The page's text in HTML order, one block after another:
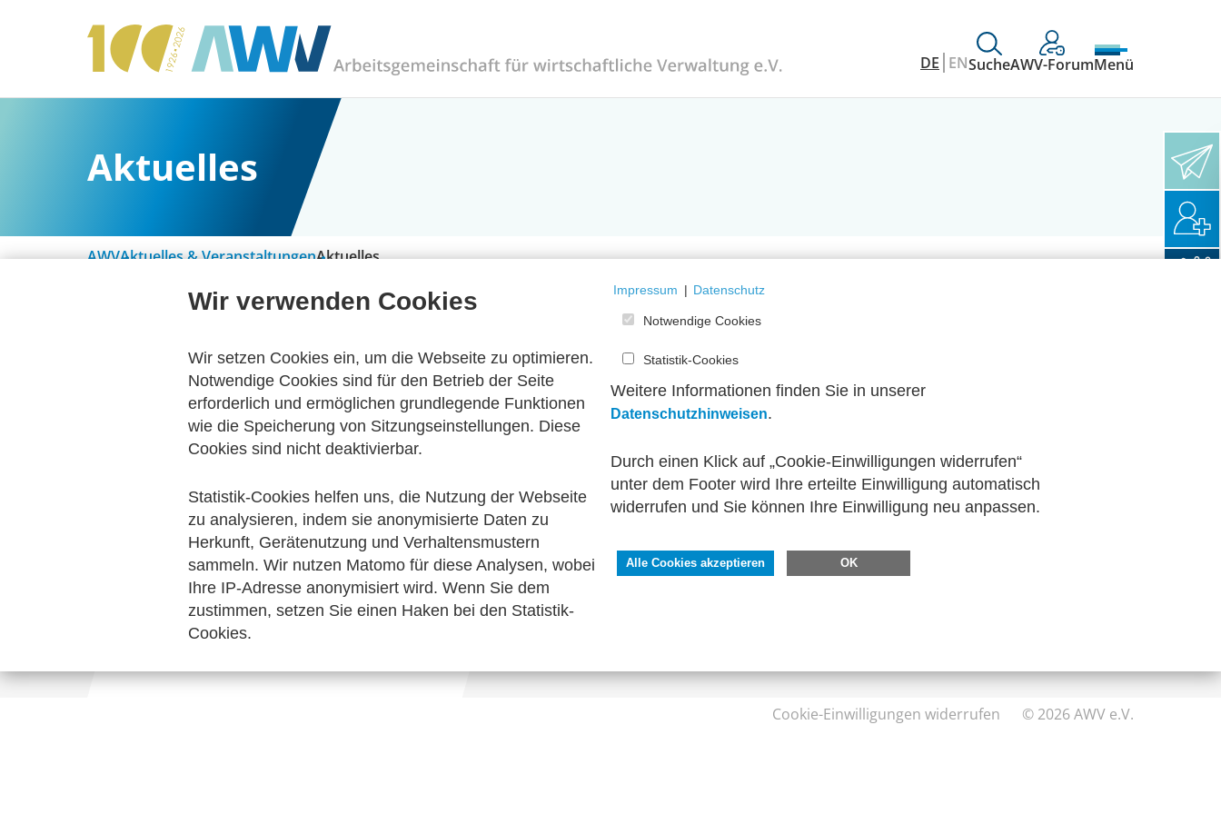
DE ENSucheAWV-ForumMenü
Aktuelles
AWVAktuelles & VeranstaltungenAktuelles
Alle Kategorien
Handel und elektronische Kommunikation zum Verein
SERVICE
Kontakt
Impressum
Datenschutzhinweise
DIREKT ZU
FeRD
Cookie-Einwilligungen widerrufen © 2026 AWV e.V.
Wir verwenden Cookies
Wir setzen Cookies ein, um die Webseite zu optimieren.
Notwendige Cookies sind für den Betrieb der Seite
erforderlich und ermöglichen grundlegende Funktionen
wie die Speicherung von Sitzungseinstellungen. Diese
Cookies sind nicht deaktivierbar.
Statistik-Cookies helfen uns, die Nutzung der Webseite
zu analysieren, indem sie anonymisierte Daten zu
Herkunft, Gerätenutzung und Verhaltensmustern
sammeln. Wir nutzen Matomo für diese Analysen, wobei
Ihre IP-Adresse anonymisiert wird. Wenn Sie dem
zustimmen, setzen Sie einen Haken bei den Statistik-
Cookies.
Impressum | Datenschutz
Notwendige Cookies
Statistik-Cookies
Weitere Informationen finden Sie in unserer
Datenschutzhinweisen.
Durch einen Klick auf „Cookie-Einwilligungen widerrufen“
unter dem Footer wird Ihre erteilte Einwilligung automatisch
widerrufen und Sie können Ihre Einwilligung neu anpassen.
Alle Cookies akzeptieren OK